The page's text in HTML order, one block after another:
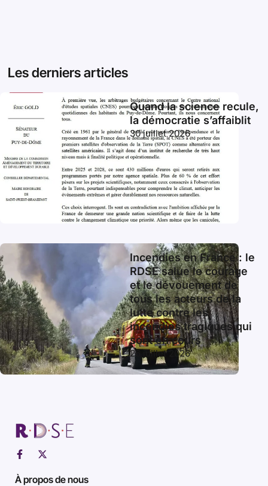
Les derniers articles
Quand la science recule,
la démocratie s’affaiblit
30 juillet 2026
Incendies en France : le
RDSE salue le courage
et le dévouement de
tous les acteurs de la
lutte contre les
incendies tragiques qui
sont en cours
26 juillet 2026
À propos de nous